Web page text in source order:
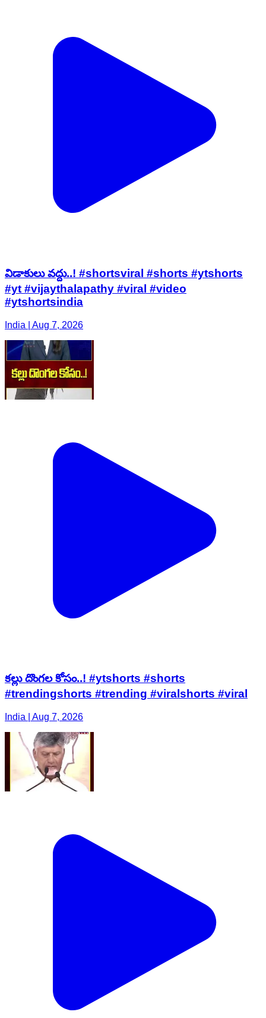
విడాకులు వద్దు..! #shortsviral #shorts #ytshorts
#yt #vijaythalapathy #viral #video
#ytshortsindia
India | Aug 7, 2026
కల్లు దొంగల కోసం..! #ytshorts #shorts
#trendingshorts #trending #viralshorts #viral
India | Aug 7, 2026